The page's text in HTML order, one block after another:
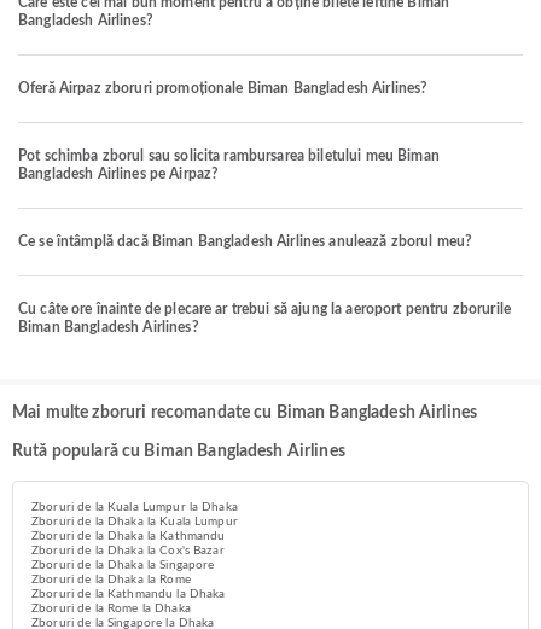
Bangladesh Airlines?
Oferă Airpaz zboruri promoționale Biman Bangladesh Airlines?
Pot schimba zborul sau solicita rambursarea biletului meu Biman
Bangladesh Airlines pe Airpaz?
Ce se întâmplă dacă Biman Bangladesh Airlines anulează zborul meu?
Cu câte ore înainte de plecare ar trebui să ajung la aeroport pentru zborurile
Biman Bangladesh Airlines?
Mai multe zboruri recomandate cu Biman Bangladesh Airlines
Rută populară cu Biman Bangladesh Airlines
Zboruri de la Kuala Lumpur la Dhaka
Zboruri de la Dhaka la Kuala Lumpur
Zboruri de la Dhaka la Kathmandu
Zboruri de la Dhaka la Cox's Bazar
Zboruri de la Dhaka la Singapore
Zboruri de la Dhaka la Rome
Zboruri de la Kathmandu la Dhaka
Zboruri de la Rome la Dhaka
Zboruri de la Singapore la Dhaka